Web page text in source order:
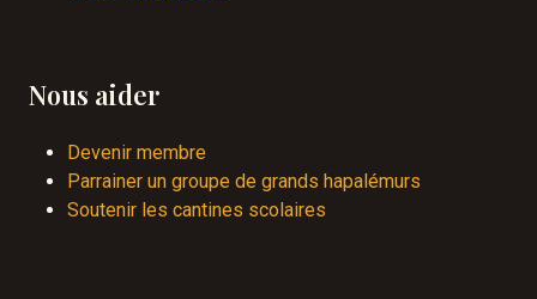
Nous aider
Devenir membre
Parrainer un groupe de grands hapalémurs
Soutenir les cantines scolaires